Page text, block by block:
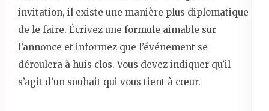
invitation, il existe une manière plus diplomatique
de le faire. Écrivez une formule aimable sur
l’annonce et informez que l’événement se
déroulera à huis clos. Vous devez indiquer qu’il
s’agit d’un souhait qui vous tient à cœur.